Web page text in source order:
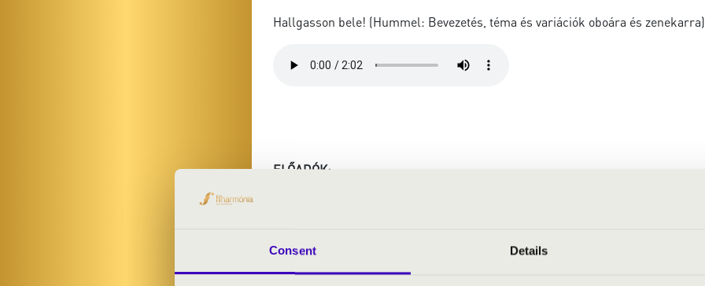
Consent Details
Hallgasson bele! (Hummel: Bevezetés, téma és variációk oboára és zenekarra)
ELŐADÓK:
Szabó Anita